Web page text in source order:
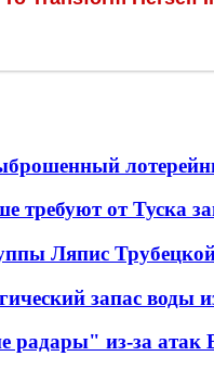
требуют от Туска
Ляпис
запас воды
радары" из-за атак